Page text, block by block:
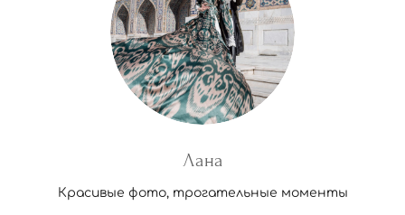
Лана
Красивые фото, трогательные моменты